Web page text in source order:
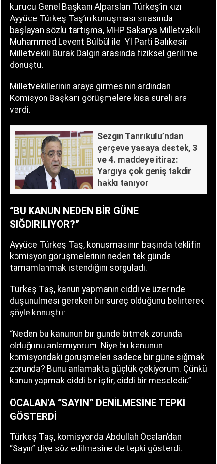
kurucu Genel Başkanı Alparslan Türkeş’in kızı
Ayyüce Türkeş Taş’ın konuşması sırasında
başlayan sözlü tartışma, MHP Sakarya Milletvekili
Muhammed Levent Bülbül ile İYİ Parti Balıkesir
Milletvekili Burak Dalgın arasında fiziksel gerilime
dönüştü.
Milletvekillerinin araya girmesinin ardından
Komisyon Başkanı görüşmelere kısa süreli ara
verdi.
Sezgin Tanrıkulu’ndan
çerçeve yasaya destek, 3
ve 4. maddeye itiraz:
Yargıya çok geniş takdir
hakkı tanıyor
“BU KANUN NEDEN BİR GÜNE
SIĞDIRILIYOR?”
Ayyüce Türkeş Taş, konuşmasının başında teklifin
komisyon görüşmelerinin neden tek günde
tamamlanmak istendiğini sorguladı.
Türkeş Taş, kanun yapmanın ciddi ve üzerinde
düşünülmesi gereken bir süreç olduğunu belirterek
şöyle konuştu:
“Neden bu kanunun bir günde bitmek zorunda
olduğunu anlamıyorum. Niye bu kanunun
komisyondaki görüşmeleri sadece bir güne sığmak
zorunda? Bunu anlamakta güçlük çekiyorum. Çünkü
kanun yapmak ciddi bir iştir, ciddi bir meseledir.”
ÖCALAN'A “SAYIN” DENİLMESİNE TEPKİ
GÖSTERDİ
Türkeş Taş, komisyonda Abdullah Öcalan’dan
“Sayın” diye söz edilmesine de tepki gösterdi.